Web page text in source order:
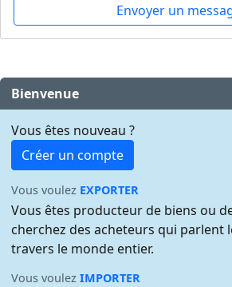
Envoyer un
Bienvenue
Vous êtes nouveau ?
Créer un compte
Vous voulez EXPORTER
Vous êtes producteur de biens ou
cherchez des acheteurs qui parlent
travers le monde entier.
Vous voulezIMPORTER